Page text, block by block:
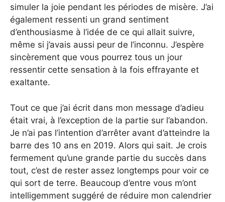
simuler la joie pendant les périodes de misère. J’ai
également ressenti un grand sentiment
d’enthousiasme à l’idée de ce qui allait suivre,
même si j’avais aussi peur de l’inconnu. J’espère
sincèrement que vous pourrez tous un jour
ressentir cette sensation à la fois effrayante et
exaltante.
Tout ce que j’ai écrit dans mon message d’adieu
était vrai, à l’exception de la partie sur l’abandon.
Je n’ai pas l’intention d’arrêter avant d’atteindre la
barre des 10 ans en 2019. Alors qui sait. Je crois
fermement qu’une grande partie du succès dans
tout, c’est de rester assez longtemps pour voir ce
qui sort de terre. Beaucoup d’entre vous m’ont
intelligemment suggéré de réduire mon calendrier